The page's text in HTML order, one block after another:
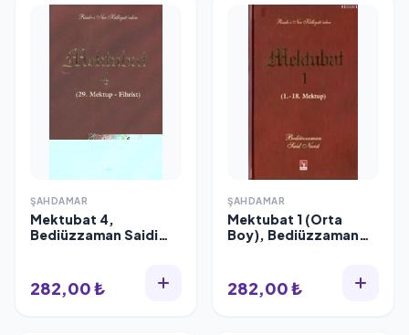
ŞAHDAMAR
Mektubat 4,
Bediüzzaman Saidi
282,00 ₺
ŞAHDAMAR
Mektubat 1 (Orta
Boy), Bediüzzaman
282,00 ₺